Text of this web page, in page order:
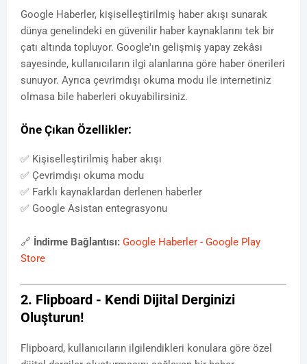
Google Haberler, kişiselleştirilmiş haber akışı sunarak
dünya genelindeki en güvenilir haber kaynaklarını tek bir
çatı altında topluyor. Google'ın gelişmiş yapay zekâsı
sayesinde, kullanıcıların ilgi alanlarına göre haber önerileri
sunuyor. Ayrıca çevrimdışı okuma modu ile internetiniz
olmasa bile haberleri okuyabilirsiniz.
Öne Çıkan Özellikler:
✅ Kişiselleştirilmiş haber akışı
✅ Çevrimdışı okuma modu
✅ Farklı kaynaklardan derlenen haberler
✅ Google Asistan entegrasyonu
🔗 İndirme Bağlantısı: Google Haberler - Google Play
Store
2. Flipboard - Kendi Dijital Derginizi
Oluşturun!
Flipboard, kullanıcıların ilgilendikleri konulara göre özel